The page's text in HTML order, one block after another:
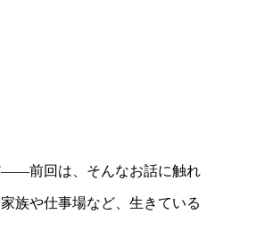
――前回は、そんなお話に触れ
族や仕事場など、生きている